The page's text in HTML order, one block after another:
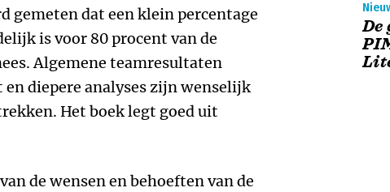
gemeten dat een klein percentage
is voor 80 procent van de
Algemene teamresultaten
diepere analyses zijn wenselijk
Het boek legt goed uit
de wensen en behoeften van de
De